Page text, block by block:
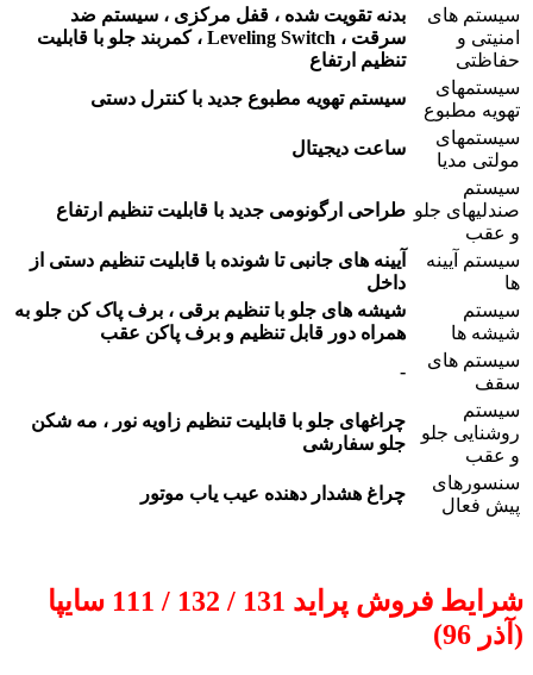
سیستم های
امنیتی و
حفاظتی
بدنه تقویت شده ، قفل مرکزی ، سیستم ضد
سرقت ، Leveling Switch ، کمربند جلو با قابلیت
تنظیم ارتفاع
سیستمهای
تهویه مطبوع
سیستم تهویه مطبوع جدید با کنترل دستی
سیستمهای
مولتی مدیا
ساعت دیجیتال
سیستم
صندلیهای جلو
و عقب
طراحی ارگونومی جدید با قابلیت تنظیم ارتفاع
سیستم آیینه
ها
آیینه های جانبی تا شونده با قابلیت تنظیم دستی از
داخل
سیستم
شیشه ها
شیشه های جلو با تنظیم برقی ، برف پاک کن جلو به
همراه دور قابل تنظیم و برف پاکن عقب
سیستم های
سقف
-
سیستم
روشنایی جلو
و عقب
چراغهای جلو با قابلیت تنظیم زاویه نور ، مه شکن
جلو سفارشی
سنسورهای
پیش فعال
چراغ هشدار دهنده عیب یاب موتور
شرایط فروش پراید 131 / 132 / 111 سایپا
(آذر 96)